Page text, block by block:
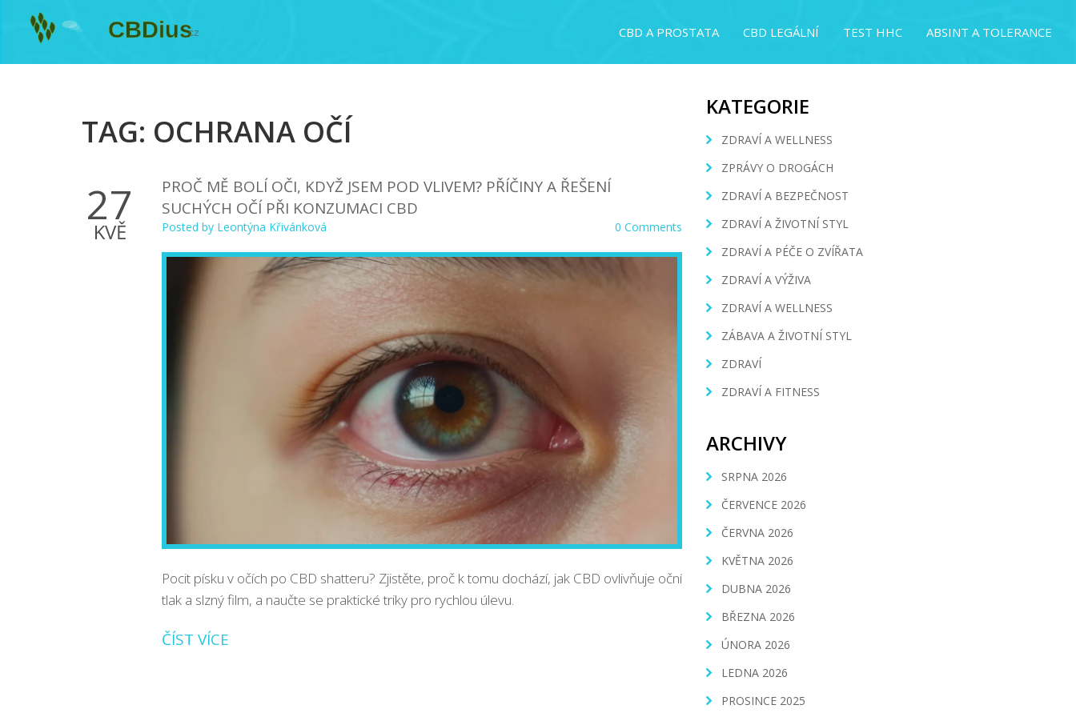
CBD A PROSTATA CBD LEGÁLNÍ TEST HHC ABSINT A TOLERANCE
TAG: OCHRANA OČÍ
27
KVĚ
PROČ MĚ BOLÍ OČI, KDYŽ JSEM POD VLIVEM? PŘÍČINY A ŘEŠENÍ
SUCHÝCH OČÍ PŘI KONZUMACI CBD
Posted by Leontýna Křivánková 0 Comments
Pocit písku v očích po CBD shatteru? Zjistěte, proč k tomu dochází, jak CBD ovlivňuje oční
tlak a slzný film, a naučte se praktické triky pro rychlou úlevu.
ČÍST VÍCE
KATEGORIE
ZDRAVÍ A WELLNESS
ZPRÁVY O DROGÁCH
ZDRAVÍ A BEZPEČNOST
ZDRAVÍ A ŽIVOTNÍ STYL
ZDRAVÍ A PÉČE O ZVÍŘATA
ZDRAVÍ A VÝŽIVA
ZDRAVÍ A WELLNESS
ZÁBAVA A ŽIVOTNÍ STYL
ZDRAVÍ
ZDRAVÍ A FITNESS
ARCHIVY
SRPNA 2026
ČERVENCE 2026
ČERVNA 2026
KVĚTNA 2026
DUBNA 2026
BŘEZNA 2026
ÚNORA 2026
LEDNA 2026
PROSINCE 2025